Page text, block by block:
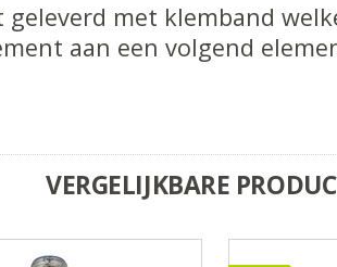
geleverd met klemband
aan een volgend
VERGELIJKBARE